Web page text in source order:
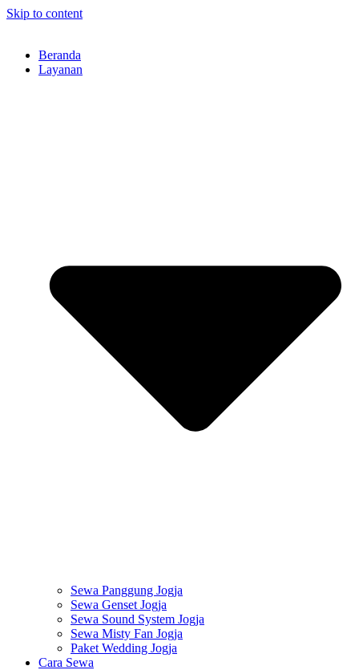
Skip to content
Beranda
Layanan
Sewa Panggung Jogja
Sewa Genset Jogja
Sewa Sound System Jogja
Sewa Misty Fan Jogja
Paket Wedding Jogja
Cara Sewa